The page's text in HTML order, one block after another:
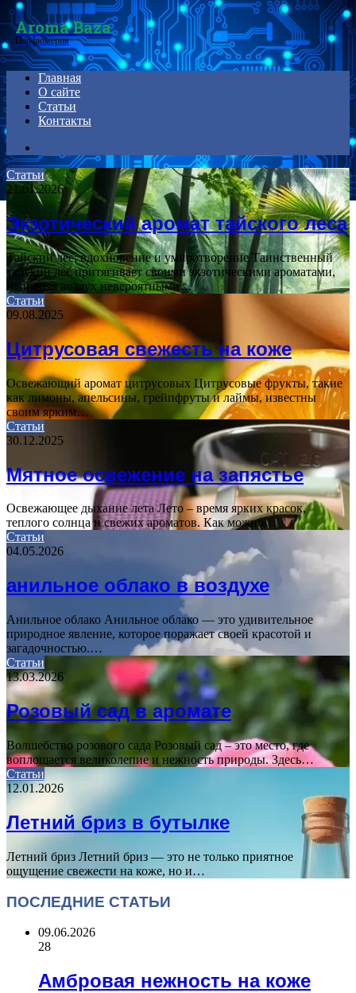
Menu
Aroma Baza
Парфюмерия
Главная
О сайте
Статьи
Контакты
for
Статьи
21.01.2026
Экзотический аромат тайского леса
Тайский лес: вдохновение и умиротворение Таинственный
тайский лес притягивает своими экзотическими ароматами,
наполняя воздух невероятными…
Статьи
09.08.2025
Цитрусовая свежесть на коже
Освежающий аромат цитрусовых Цитрусовые фрукты, такие
как лимоны, апельсины, грейпфруты и лаймы, известны
своим ярким…
Статьи
30.12.2025
Мятное освежение на запястье
Освежающее дыхание лета Лето – время ярких красок,
теплого солнца и свежих ароматов. Как можно…
Статьи
04.05.2026
анильное облако в воздухе
Анильное облако Анильное облако — это удивительное
природное явление, которое поражает своей красотой и
загадочностью.…
Статьи
13.03.2026
Розовый сад в аромате
Волшебство розового сада Розовый сад – это место, где
воплощается великолепие и нежность природы. Здесь…
Статьи
12.01.2026
Летний бриз в бутылке
Летний бриз Летний бриз — это не только приятное
ощущение свежести на коже, но и…
ПОСЛЕДНИЕ СТАТЬИ
09.06.2026
28
Амбровая нежность на коже